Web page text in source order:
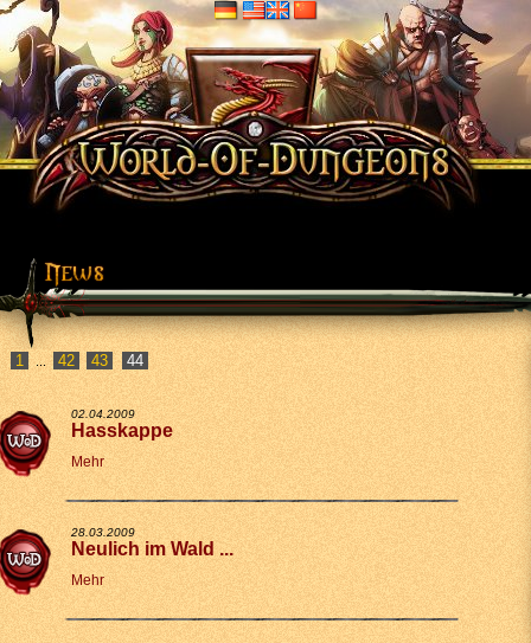
1 ... 42 43
02.04.2009
Hasskappe
Mehr
28.03.2009
Neulich im Wald ...
Mehr